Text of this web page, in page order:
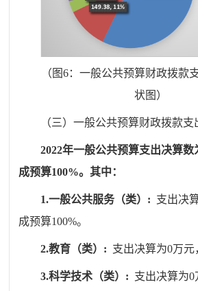
（图6：一般公共预算财政拨款
状图）
（三）一般公共预算财政拨款
2022年一般公共预算支出决算数
成预算100%。其中：
1.一般公共服务（类） : 支出决
成预算100%。
2.教育（类） : 支出决算为0万元
3.科学技术（类） : 支出决算为0